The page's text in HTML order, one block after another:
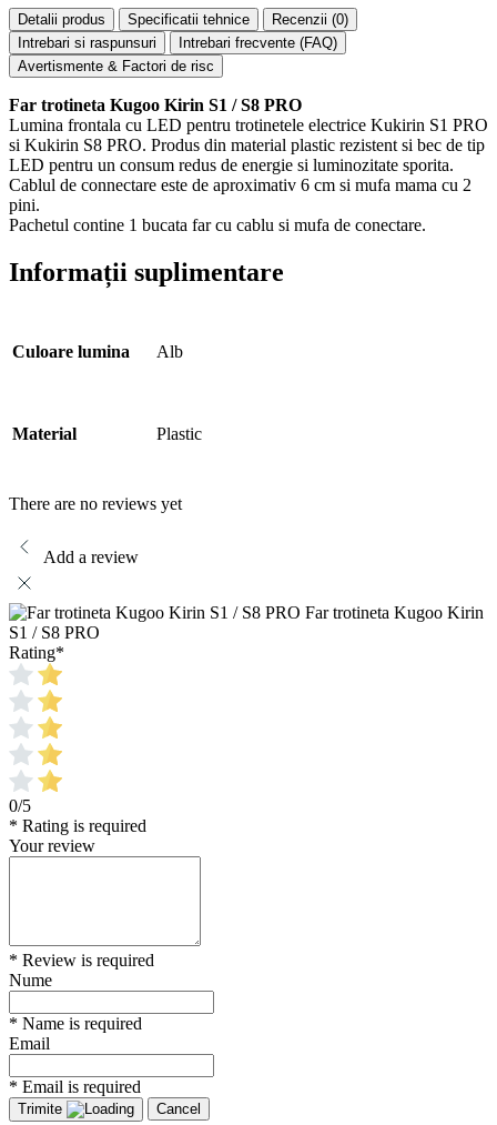
Detalii produs Specificatii tehnice Recenzii (0)
Intrebari si raspunsuri
Intrebari frecvente (FAQ)
Avertismente & Factori de risc
Far trotineta Kugoo Kirin S1 / S8 PRO
Lumina frontala cu LED pentru trotinetele electrice Kukirin S1 PRO
si Kukirin S8 PRO. Produs din material plastic rezistent si bec de tip
LED pentru un consum redus de energie si luminozitate sporita.
Cablul de connectare este de aproximativ 6 cm si mufa mama cu 2
pini.
Pachetul contine 1 bucata far cu cablu si mufa de conectare.
Informații suplimentare
Culoare lumina Alb
Material Plastic
There are no reviews yet
Add a review
Far trotineta Kugoo Kirin
S1 / S8 PRO
Rating*
0/5
* Rating is required
Your review
* Review is required
Nume
* Name is required
Email
* Email is required
Trimite Cancel